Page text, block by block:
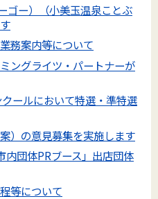
ー）（小美玉温泉ことぶ
務案内等について
ングライツ・パートナーが
ールにおいて特選・準特選
）の意見募集を実施します
団体PRブース」出店団体
等について